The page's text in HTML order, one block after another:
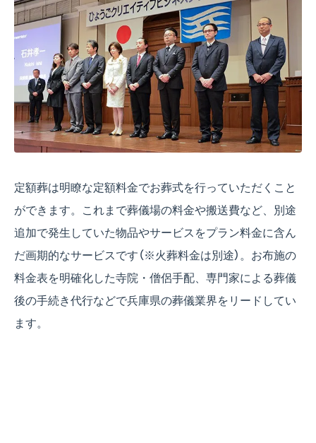
定額葬は明瞭な定額料金でお葬式を行っていただくこと
ができます。これまで葬儀場の料金や搬送費など、別途
追加で発生していた物品やサービスをプラン料金に含ん
だ画期的なサービスです（※火葬料金は別途）。お布施の
料金表を明確化した寺院・僧侶手配、専門家による葬儀
後の手続き代行などで兵庫県の葬儀業界をリードしてい
ます。